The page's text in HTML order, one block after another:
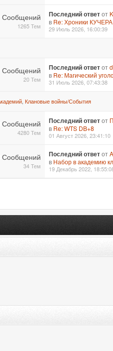
Сообщений
1265 Тем
Последний ответот
в Re: Хроники КУЧЕРА
29 Июль 2026, 16:00:39
Сообщений
20 Тем
Последний ответот
в Re: Магический
31 Июль 2026, 07:43:38
Клановые войны/События
Сообщений
4280 Тем
Последний ответот
в Re: WTS DB+8
01 Август 2026, 23:41:10
Сообщений
34 Тем
Последний ответот
в Набор в академию
19 Декабрь 2022,